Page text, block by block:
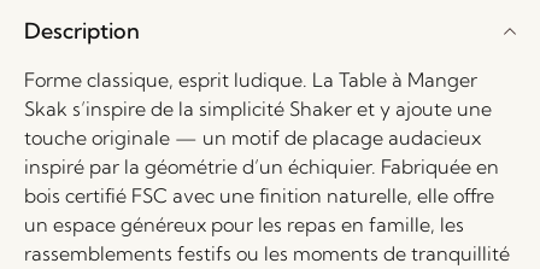
Description
Forme classique, esprit ludique. La Table à Manger
Skak s’inspire de la simplicité Shaker et y ajoute une
touche originale — un motif de placage audacieux
inspiré par la géométrie d’un échiquier. Fabriquée en
bois certifié FSC avec une finition naturelle, elle offre
un espace généreux pour les repas en famille, les
rassemblements festifs ou les moments de tranquillité